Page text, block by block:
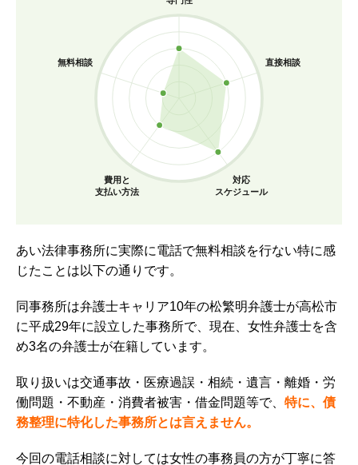
直接相談
対応
スケジュール
費用と
支払い方法
無料相談
あい法律事務所に実際に電話で無料相談を行ない特に感
じたことは以下の通りです。
同事務所は弁護士キャリア10年の松繁明弁護士が高松市
に平成29年に設立した事務所で、 現在、女性弁護士を含
め3名の弁護士が在籍しています。
取り扱いは交通事故・医療過誤・相続・遺言・離婚・労
働問題・不動産・消費者被害・借金問題等で、 特に、債
務整理に特化した事務所とは言えません。
今回の電話相談に対しては女性の事務員の方が丁寧に答